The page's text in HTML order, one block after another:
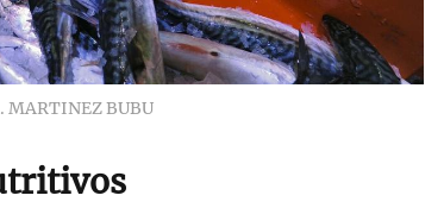
MARTINEZ BUBU